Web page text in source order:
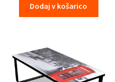
Dodaj v košarico